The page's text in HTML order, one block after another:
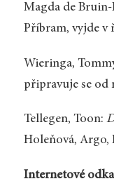
Magda de
Příbram, vyjde v
Wieringa,
připravuje se od
Tellegen, Toon:
Holeňová, Argo,
Internetové